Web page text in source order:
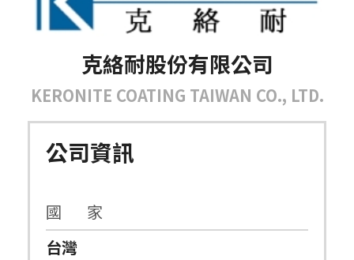
克絡耐股份有限公司
KERONITE COATING TAIWAN CO., LTD.
公司資訊
國 家
台灣